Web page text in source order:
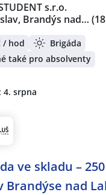
s.r.o.
Brandýs nad…
/ hod
Brigáda
také pro absolventy
4. srpna
ve skladu – 250
Brandýse nad